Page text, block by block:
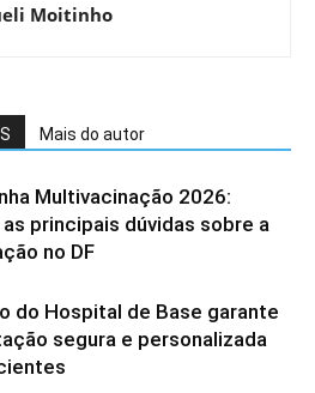
Moitinho
Mais do autor
Multivacinação 2026:
principais dúvidas sobre a
no DF
do Hospital de Base garante
segura e personalizada